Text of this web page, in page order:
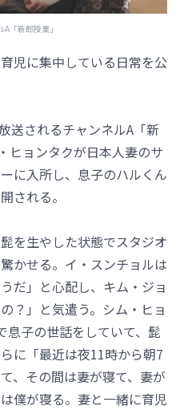
「新郎授業」
児に集中している日常を公
送されるチャンネルA「新
ヒョンタクが日本人妻のサ
に入所し、息子のハルくん
される。
を生やした状態でスタジオ
かせる。イ・スンチョルは
だ」と心配し、キム・ジョ
？」と気遣う。シム・ヒョ
息子の世話をしていて、髭
に「最近は夜11時から朝7
、その間は妻が寝て、妻が
僕が寝る。妻と一緒に育児